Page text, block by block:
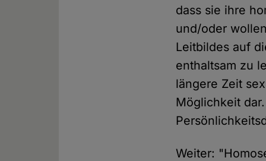
dass sie ihre
und/oder
Leitbildes auf
enthaltsam zu
längere Zeit
Möglichkeit
Weiter: